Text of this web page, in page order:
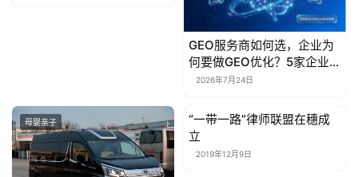
GEO服务商如何选，企业为
何要做GEO优化？5家企业
GEO服务商推荐
2026年7月24日
母婴亲子 母婴亲子
“一带一路”律师联盟在穗成
立
2019年12月9日